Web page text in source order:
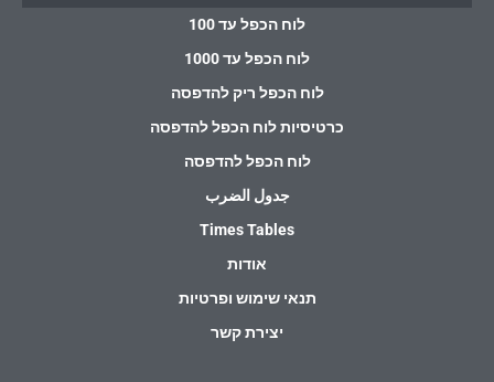
לוח הכפל עד 100
לוח הכפל עד 1000
לוח הכפל ריק להדפסה
כרטיסיות לוח הכפל להדפסה
לוח הכפל להדפסה
جدول الضرب
Times Tables
אודות
תנאי שימוש ופרטיות
יצירת קשר